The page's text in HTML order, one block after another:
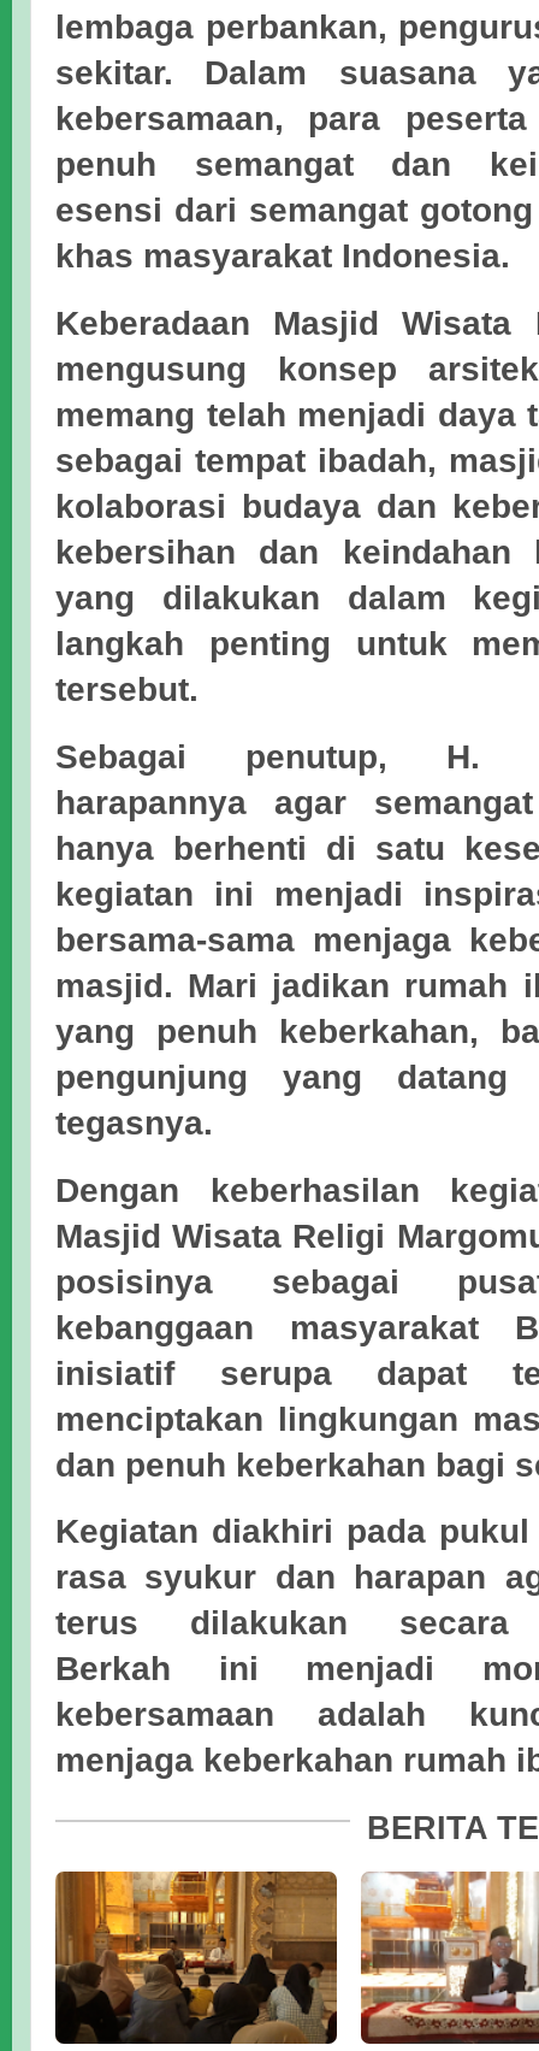
lembaga perbankan,
sekitar. Dalam suasana
kebersamaan, para
penuh semangat dan
esensi dari semangat
khas masyarakat Indonesia.
Keberadaan Masjid
mengusung konsep
memang telah menjadi daya
sebagai tempat ibadah,
kolaborasi budaya dan
kebersihan dan keindahan
yang dilakukan dalam
langkah penting untuk
tersebut.
Sebagai penutup, H.
harapannya agar
hanya berhenti di satu
kegiatan ini menjadi
bersama-sama menjaga
masjid. Mari jadikan rumah
yang penuh keberkahan,
pengunjung yang
tegasnya.
Dengan keberhasilan
Masjid Wisata Religi
posisinya sebagai
kebanggaan masyarakat
inisiatif serupa dapat
menciptakan lingkungan
dan penuh keberkahan bagi
Kegiatan diakhiri pada
rasa syukur dan harapan
terus dilakukan
Berkah ini menjadi
kebersamaan adalah
menjaga keberkahan rumah
BERITA